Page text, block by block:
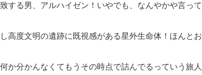
する男、アルハイゼン！いやでも、なんやかや言って
高度文明の遺跡に既視感がある星外生命体！ほんとお
か分かんなくてもうその時点で詰んでるっていう旅人